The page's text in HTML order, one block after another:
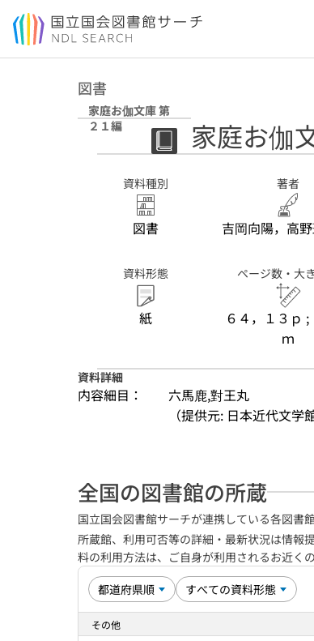
本文へ移動
図書
家庭お伽文庫 第
２１編
家庭お伽
資料種別
図書
著者
吉岡向陽，高
資料形態
紙
ページ数・大
６４，１３ｐ ;
ｍ
資料詳細
内容細目：
六馬鹿,對王丸
（提供元: 日本近代文学
全国の図書館の所蔵
国立国会図書館サーチが連携している各図書
所蔵館、利用可否等の詳細・最新状況は情報
料の利用方法は、ご自身が利用されるお近く
その他